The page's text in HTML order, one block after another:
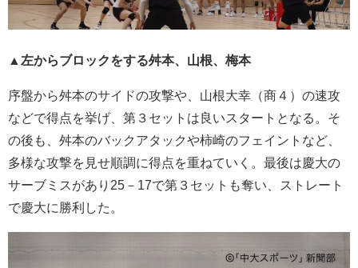
▲左からブロックをする舛本、山根、梅本
序盤から舛本のサイドの攻撃や、山根大幸（商４）の速攻
などで得点を挙げ、第３セットは良いスタートとなる。そ
の後も、舛本のバックアタックや柿崎のフェイントなど、
多様な攻撃を見せ順調に得点を重ねていく。最後は慶大の
サーブミスがあり25－17で第３セットも奪い、ストレート
で慶大に勝利した。